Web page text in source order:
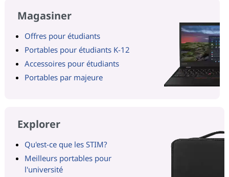
Magasiner
Offres pour étudiants
Portables pour étudiants K-12
Accessoires pour étudiants
Portables par majeure
Explorer
Qu'est-ce que les STIM?
Meilleurs portables pour
l'université